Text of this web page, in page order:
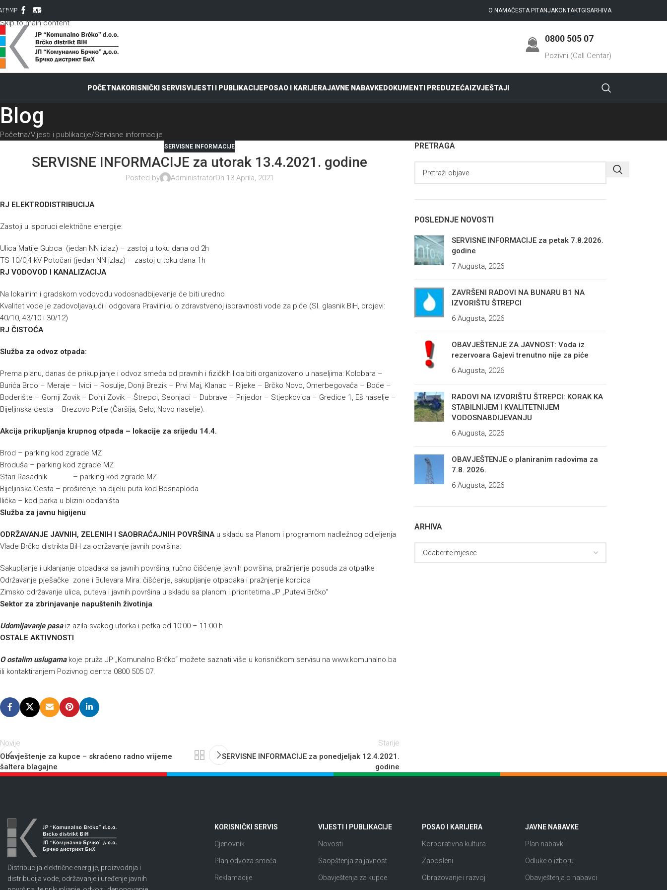
Skip to navigation
Skip to main content
ЋИР O NAMAČESTA PITANJAKONTAKTGISARHIVA
0800 505 07
Pozivni (Call Centar)
POČETNAKORISNIČKI SERVISVIJESTI I PUBLIKACIJEPOSAO I KARIJERAJAVNE NABAVKEDOKUMENTI PREDUZEĆAIZVJEŠTAJI
Blog
Početna Vijesti i publikacije Servisne informacije
SERVISNE INFORMACIJE
SERVISNE INFORMACIJE za utorak 13.4.2021. godine
Posted by AdministratorOn 13 Aprila, 2021
RJ ELEKTRODISTRIBUCIJA
Zastoji u isporuci električne energije:
Ulica Matije Gubca (jedan NN izlaz) – zastoj u toku dana od 2h
TS 10/0,4 kV Potočari (jedan NN izlaz) – zastoj u toku dana 1h
RJ VODOVOD I KANALIZACIJA
Na lokalnim i gradskom vodovodu vodosnadbijevanje će biti uredno
Kvalitet vode je zadovoljavajući i odgovara Pravilniku o zdravstvenoj ispravnosti vode za piće (Sl. glasnik BiH, brojevi:
40/10, 43/10 i 30/12)
RJ ČISTOĆA
Služba za odvoz otpada:
Prema planu, danas će prikupljanje i odvoz smeća od pravnih i fizičkih lica biti organizovano u naseljima: Kolobara –
Burića Brdo – Meraje – Ivici – Rosulje, Donji Brezik – Prvi Maj, Klanac – Rijeke – Brčko Novo, Omerbegovača – Boće –
Boderište – Gornji Zovik – Donji Zovik – Štrepci, Seonjaci – Dubrave – Prijedor – Stjepkovica – Gredice 1, Eš naselje –
Bijeljinska cesta – Brezovo Polje (Čaršija, Selo, Novo naselje).
Akcija prikupljanja krupnog otpada – lokacije za srijedu 14.4.
Brod – parking kod zgrade MZ
Broduša – parking kod zgrade MZ
Stari Rasadnik – parking kod zgrade MZ
Bijeljinska Cesta – proširenje na dijelu puta kod Bosnaploda
Ilićka – kod parka u blizini obdaništa
Služba za javnu higijenu
ODRŽAVANJE JAVNIH, ZELENIH I SAOBRAĆAJNIH POVRŠINAu skladu sa Planom i programom nadležnog odjeljenja
Vlade Brčko distrikta BiH za održavanje javnih površina:
Sakupljanje i uklanjanje otpadaka sa javnih površina, ručno čišćenje javnih površina, pražnjenje posuda za otpatke
Održavanje pješačke zone i Bulevara Mira: čišćenje, sakupljanje otpadaka i pražnjenje korpica
Zimsko održavanje ulica, puteva i javnih površina u skladu sa planom i prioritetima JP „Putevi Brčko“
Sektor za zbrinjavanje napuštenih životinja
Udomljavanje pasaiz azila svakog utorka i petka od 10:00 – 11:00 h
OSTALE AKTIVNOSTI
O ostalim uslugamakoje pruža JP „Komunalno Brčko“ možete saznati više u korisničkom servisu na www.komunalno.ba
ili kontaktiranjem Pozivnog centra 0800 505 07.
Novije
Obavještenje za kupce – skraćeno radno vrijeme
šaltera blagajne
Starije
SERVISNE INFORMACIJE za ponedjeljak 12.4.2021.
godine
PRETRAGA
POSLEDNJE NOVOSTI
SERVISNE INFORMACIJE za petak 7.8.2026.
godine
7 Augusta, 2026
ZAVRŠENI RADOVI NA BUNARU B1 NA
IZVORIŠTU ŠTREPCI
6 Augusta, 2026
OBAVJEŠTENJE ZA JAVNOST: Voda iz
rezervoara Gajevi trenutno nije za piće
6 Augusta, 2026
RADOVI NA IZVORIŠTU ŠTREPCI: KORAK KA
STABILNIJEM I KVALITETNIJEM
VODOSNABDIJEVANJU
6 Augusta, 2026
OBAVJEŠTENJE o planiranim radovima za
7.8. 2026.
6 Augusta, 2026
ARHIVA
Distribucija električne energije, proizvodnja i
distribucija vode, održavanje i uređenje javnih
KORISNIČKI SERVIS
Cjenovnik
Plan odvoza smeća
Reklamacije
VIJESTI I PUBLIKACIJE
Novosti
Saopštenja za javnost
Obavještenja za kupce
POSAO I KARIJERA
Korporativna kultura
Zaposleni
Obrazovanje i razvoj
JAVNE NABAVKE
Plan nabavki
Odluke o izboru
Obavještenja o nabavci